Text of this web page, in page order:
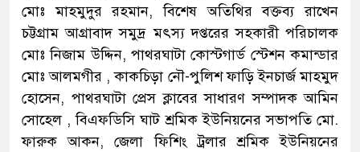
মোঃ মাহমুদুর রহমান, বিশেষ অতিথির বক্তব্য রাখেন
চট্টগ্রাম আগ্রাবাদ সমুদ্র মৎস্য দপ্তরের সহকারী পরিচালক
মোঃ নিজাম উদ্দিন, পাথরঘাটা কোস্টগার্ড স্টেশন কমান্ডার
মোঃ আলমগীর , কাকচিড়া নৌ-পুলিশ ফাড়ি ইনচার্জ মাহমুদ
হোসেন, পাথরঘাটা প্রেস ক্লাবের সাধারণ সম্পাদক আমিন
সোহেল , বিএফডিসি ঘাট শ্রমিক ইউনিয়নের সভাপতি মো.
ফারুক আকন, জেলা ফিশিং ট্রলার শ্রমিক ইউনিয়নের